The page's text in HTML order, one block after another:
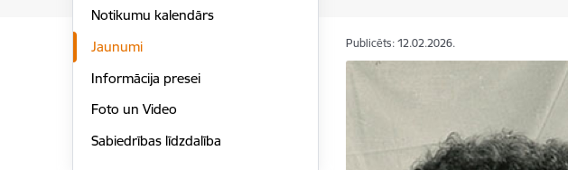
Notikumu kalendārs
Jaunumi
Informācija presei
Foto un Video
Sabiedrības līdzdalība
Publicēts: 12.02.2026.